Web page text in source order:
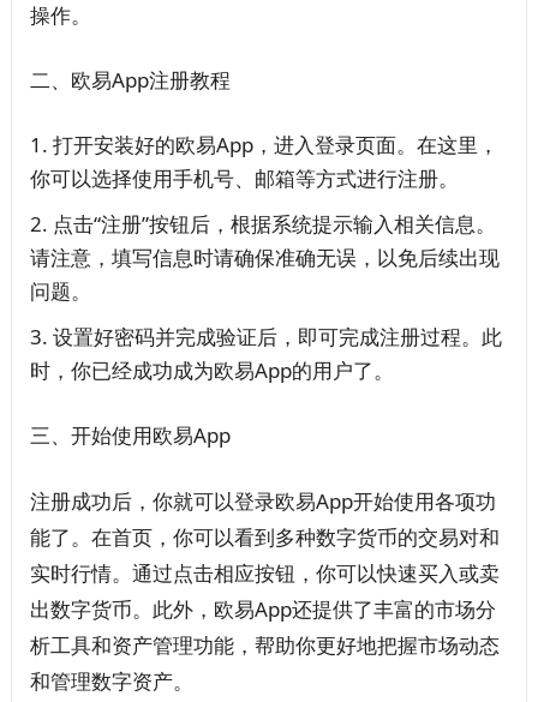
操作。
二、欧易App注册教程
打开安装好的欧易App，进入登录页面。在这里，
你可以选择使用手机号、邮箱等方式进行注册。
点击“注册”按钮后，根据系统提示输入相关信息。
请注意，填写信息时请确保准确无误，以免后续出现
问题。
设置好密码并完成验证后，即可完成注册过程。此
时，你已经成功成为欧易App的用户了。
三、开始使用欧易App
注册成功后，你就可以登录欧易App开始使用各项功
能了。在首页，你可以看到多种数字货币的交易对和
实时行情。通过点击相应按钮，你可以快速买入或卖
出数字货币。此外，欧易App还提供了丰富的市场分
析工具和资产管理功能，帮助你更好地把握市场动态
和管理数字资产。